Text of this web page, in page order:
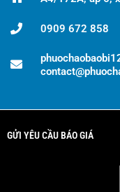
0909 672 858
GỬI YÊU CẦU BÁO GIÁ